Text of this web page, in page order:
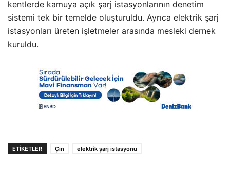
kentlerde kamuya açık şarj istasyonlarının denetim
sistemi tek bir temelde oluşturuldu. Ayrıca elektrik şarj
istasyonları üreten işletmeler arasında mesleki dernek
kuruldu.
ETIKETLER Çin elektrik şarj istasyonu